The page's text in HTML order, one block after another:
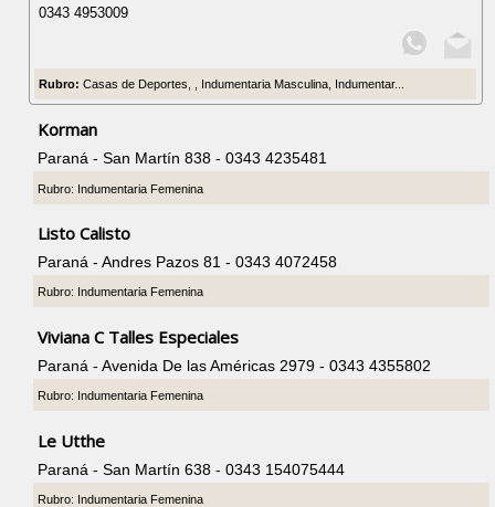
0343 4953009
Rubro: Casas de Deportes, , Indumentaria Masculina, Indumentar...
Korman
Paraná - San Martín 838 - 0343 4235481
Rubro: Indumentaria Femenina
Listo Calisto
Paraná - Andres Pazos 81 - 0343 4072458
Rubro: Indumentaria Femenina
Viviana C Talles Especiales
Paraná - Avenida De las Américas 2979 - 0343 4355802
Rubro: Indumentaria Femenina
Le Utthe
Paraná - San Martín 638 - 0343 154075444
Rubro: Indumentaria Femenina